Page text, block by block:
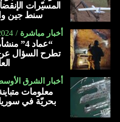
المسيّرات
سنط جين
أخبار مباشرة
“عماد
تطرح السؤال عن
أخبار الشرق
معلومات
بحريّة في